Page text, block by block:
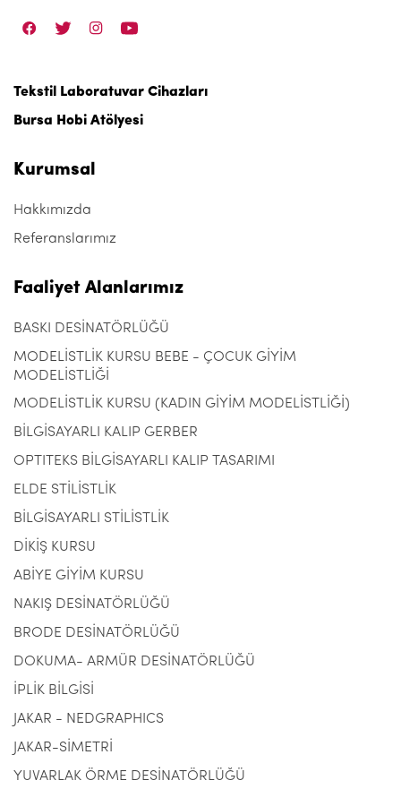
Tekstil Laboratuvar Cihazları
Bursa Hobi Atölyesi
Kurumsal
Hakkımızda
Referanslarımız
Faaliyet Alanlarımız
BASKI DESİNATÖRLÜĞÜ
MODELİSTLİK KURSU BEBE - ÇOCUK GİYİM
MODELİSTLİĞİ
MODELİSTLİK KURSU (KADIN GİYİM MODELİSTLİĞİ)
BİLGİSAYARLI KALIP GERBER
OPTITEKS BİLGİSAYARLI KALIP TASARIMI
ELDE STİLİSTLİK
BİLGİSAYARLI STİLİSTLİK
DİKİŞ KURSU
ABİYE GİYİM KURSU
NAKIŞ DESİNATÖRLÜĞÜ
BRODE DESİNATÖRLÜĞÜ
DOKUMA- ARMÜR DESİNATÖRLÜĞÜ
İPLİK BİLGİSİ
JAKAR - NEDGRAPHICS
JAKAR-SİMETRİ
YUVARLAK ÖRME DESİNATÖRLÜĞÜ